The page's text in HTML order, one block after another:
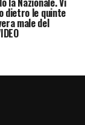
dietro le quinte
male del